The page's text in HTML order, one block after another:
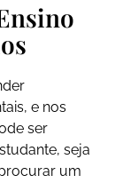
e nos
ser
seja
um